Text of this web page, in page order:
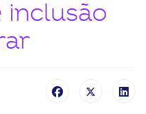
inclusão